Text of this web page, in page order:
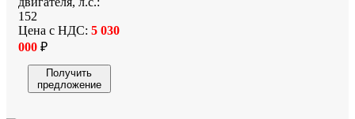
152
Цена с НДС: 5 030
000 ₽
Получить
предложение